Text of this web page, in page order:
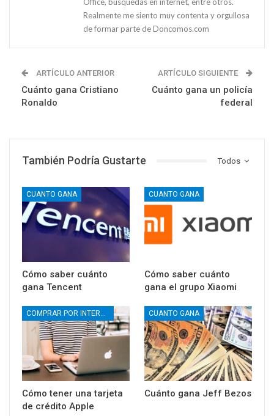
Realmente me siento muy contenta y orgullosa
de formar parte de Doncomos.com
ARTÍCULO ANTERIOR
Cuánto gana Cristiano
Ronaldo
ARTÍCULO SIGUIENTE
Cuánto gana un policía
federal
Todos
También Podría Gustarte
CUANTO GANA
Cómo saber cuánto
gana Tencent
CUANTO GANA
Cómo saber cuánto
gana el grupo Xiaomi
COMPRAR POR INTERNET
Cómo tener una tarjeta
de crédito Apple
CUANTO GANA
Cuánto gana Jeff Bezos